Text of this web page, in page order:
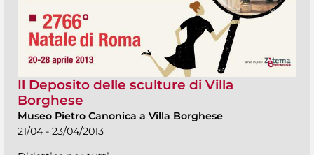
Il Deposito delle sculture di Villa
Borghese
Museo Pietro Canonica a Villa Borghese
21/04 - 23/04/2013